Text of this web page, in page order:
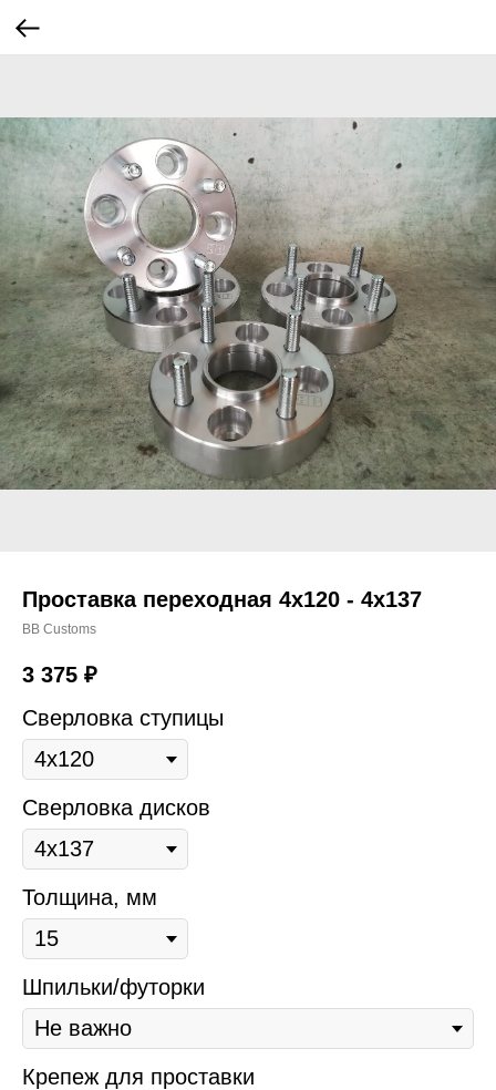
Проставка переходная 4х120 - 4х137
BB Customs
3 375 ₽
Сверловка ступицы
Сверловка дисков
Толщина, мм
Шпильки/футорки
Крепеж для проставки